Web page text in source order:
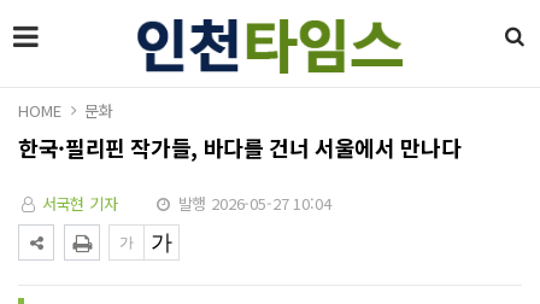
HOME 문화
한국·필리핀 작가들, 바다를 건너 서울에서 만나다
서국현 기자 발행 2026-05-27 10:04